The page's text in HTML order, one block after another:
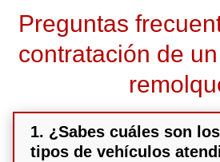
Preguntas
contratación de
1. ¿Sabes cuáles son
tipos de vehículos